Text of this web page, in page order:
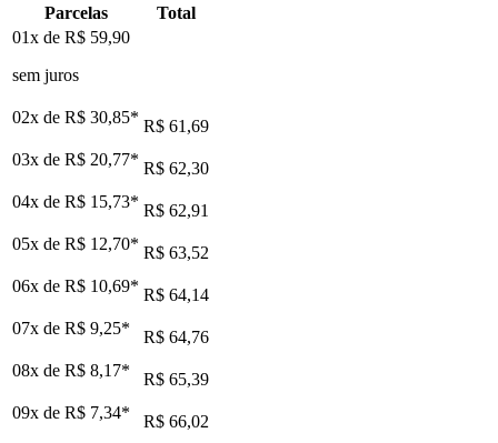
Parcelas
Total
01x de R$ 59,90
sem juros
02x de R$ 30,85* R$ 61,69
03x de R$ 20,77* R$ 62,30
04x de R$ 15,73* R$ 62,91
05x de R$ 12,70* R$ 63,52
06x de R$ 10,69* R$ 64,14
07x de R$ 9,25*
R$ 64,76
08x de R$ 8,17*
R$ 65,39
09x de R$ 7,34*
R$ 66,02